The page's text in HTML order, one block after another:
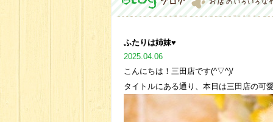
ふたりは姉妹♥
2025.04.06
こんにちは！三田店です(^▽^)/
タイトルにある通り、本日は三田店の可